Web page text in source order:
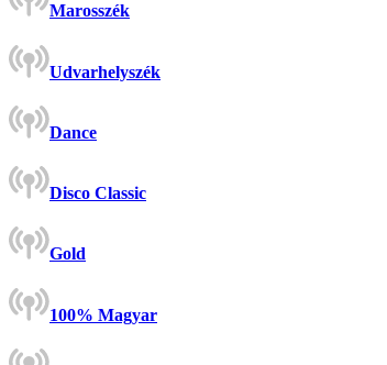
Marosszék
Udvarhelyszék
Dance
Disco Classic
Gold
100% Magyar